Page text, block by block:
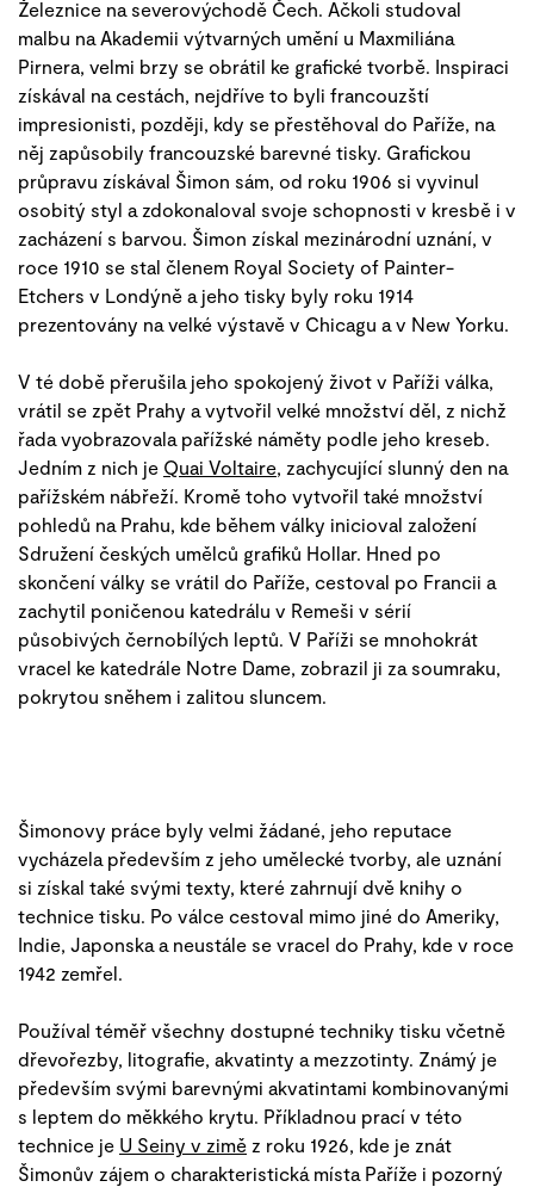
Železnice na severovýchodě Čech. Ačkoli studoval
malbu na Akademii výtvarných umění u Maxmiliána
Pirnera, velmi brzy se obrátil ke grafické tvorbě. Inspiraci
získával na cestách, nejdříve to byli francouzští
impresionisti, později, kdy se přestěhoval do Paříže, na
něj zapůsobily francouzské barevné tisky. Grafickou
průpravu získával Šimon sám, od roku 1906 si vyvinul
osobitý styl a zdokonaloval svoje schopnosti v kresbě i v
zacházení s barvou. Šimon získal mezinárodní uznání, v
roce 1910 se stal členem Royal Society of Painter-
Etchers v Londýně a jeho tisky byly roku 1914
prezentovány na velké výstavě v Chicagu a v New Yorku.
V té době přerušila jeho spokojený život v Paříži válka,
vrátil se zpět Prahy a vytvořil velké množství děl, z nichž
řada vyobrazovala pařížské náměty podle jeho kreseb.
Jedním z nich je Quai Voltaire, zachycující slunný den na
pařížském nábřeží. Kromě toho vytvořil také množství
pohledů na Prahu, kde během války inicioval založení
Sdružení českých umělců grafiků Hollar. Hned po
skončení války se vrátil do Paříže, cestoval po Francii a
zachytil poničenou katedrálu v Remeši v sérií
působivých černobílých leptů. V Paříži se mnohokrát
vracel ke katedrále Notre Dame, zobrazil ji za soumraku,
pokrytou sněhem i zalitou sluncem.
Šimonovy práce byly velmi žádané, jeho reputace
vycházela především z jeho umělecké tvorby, ale uznání
si získal také svými texty, které zahrnují dvě knihy o
technice tisku. Po válce cestoval mimo jiné do Ameriky,
Indie, Japonska a neustále se vracel do Prahy, kde v roce
1942 zemřel.
Používal téměř všechny dostupné techniky tisku včetně
dřevořezby, litografie, akvatinty a mezzotinty. Známý je
především svými barevnými akvatintami kombinovanými
s leptem do měkkého krytu. Příkladnou prací v této
technice je U Seiny v zimě z roku 1926, kde je znát
Šimonův zájem o charakteristická místa Paříže i pozorný